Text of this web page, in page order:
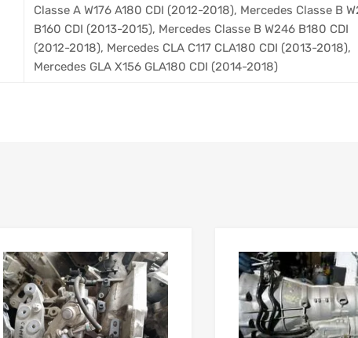
Classe A W176 A180 CDI (2012-2018), Mercedes Classe B
B160 CDI (2013-2015), Mercedes Classe B W246 B180 CDI
(2012-2018), Mercedes CLA C117 CLA180 CDI (2013-2018),
Mercedes GLA X156 GLA180 CDI (2014-2018)